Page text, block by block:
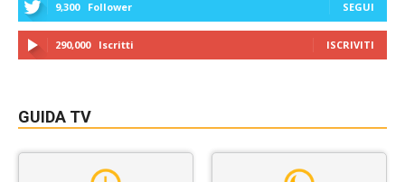
9,300 Follower SEGUI
290,000 Iscritti ISCRIVITI
GUIDA TV